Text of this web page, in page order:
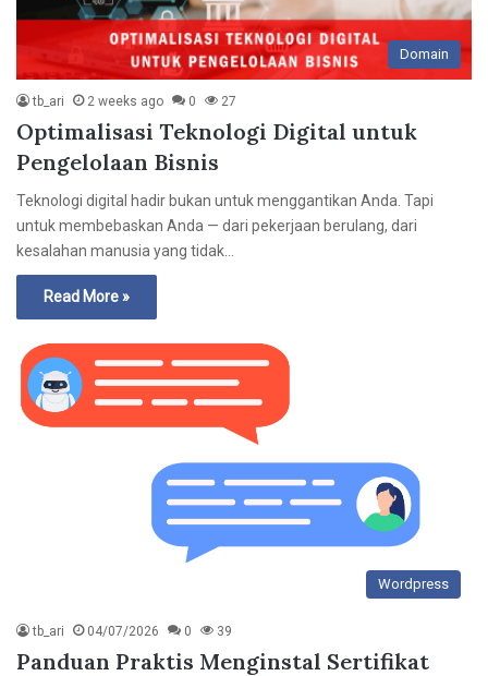
Domain
tb_ari 2 weeks ago 0 27
Optimalisasi Teknologi Digital untuk
Pengelolaan Bisnis
Teknologi digital hadir bukan untuk menggantikan Anda. Tapi
untuk membebaskan Anda — dari pekerjaan berulang, dari
kesalahan manusia yang tidak…
Read More »
Wordpress
tb_ari 04/07/2026 0 39
Panduan Praktis Menginstal Sertifikat